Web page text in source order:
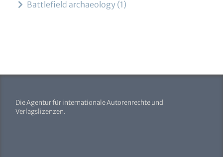
Battlefield archaeology 1
Die Agentur für internationale Autorenrechte und
Verlagslizenzen.